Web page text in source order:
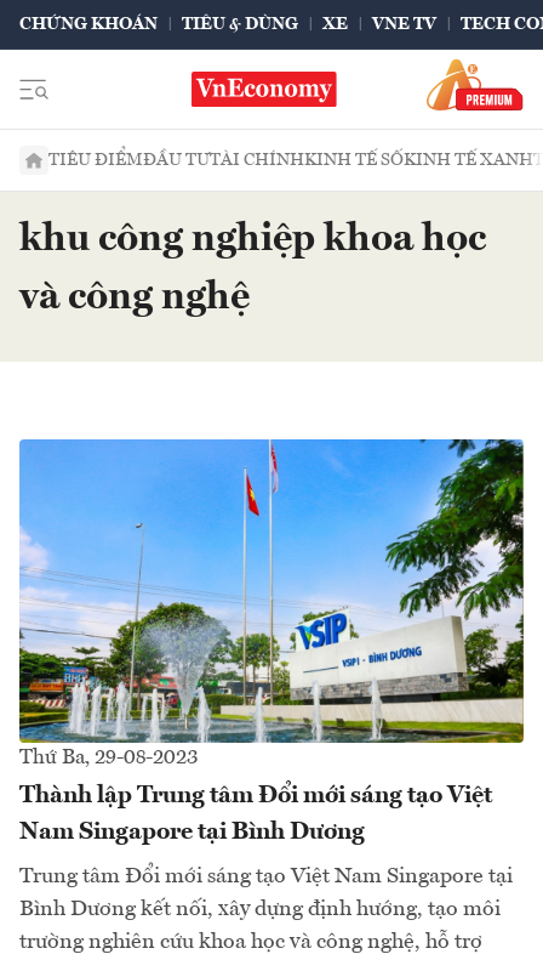
CHỨNG KHOÁN TIÊU & DÙNG XE VNE TV TECH
TIÊU ĐIỂMĐẦU TƯTÀI CHÍNHKINH TẾ SỐKINH TẾ XANH
khu công nghiệp khoa học
và công nghệ
Thứ Ba, 29-08-2023
Thành lập Trung tâm Đổi mới sáng tạo Việt
Nam Singapore tại Bình Dương
Trung tâm Đổi mới sáng tạo Việt Nam Singapore tại
Bình Dương kết nối, xây dựng định hướng, tạo môi
trường nghiên cứu khoa học và công nghệ, hỗ trợ